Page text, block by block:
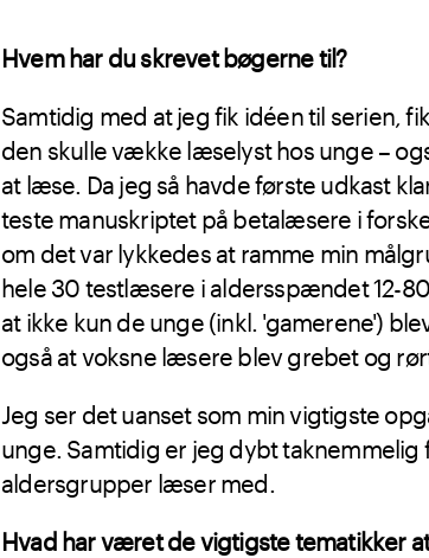
Hvem har du skrevet bøgerne til?
Samtidig med at jeg fik idéen til serien,
den skulle vække læselyst hos unge –
at læse. Da jeg så havde første udkast
teste manuskriptet på betalæsere i
om det var lykkedes at ramme min
hele 30 testlæsere i aldersspændet 12-
at ikke kun de unge (inkl. 'gamerene')
også at voksne læsere blev grebet og
Jeg ser det uanset som min vigtigste
unge. Samtidig er jeg dybt taknemmelig
aldersgrupper læser med.
Hvad har været de vigtigste tematikker